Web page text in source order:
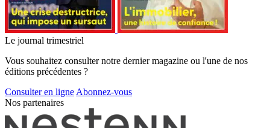
Le journal trimestriel
Vous souhaitez consulter notre dernier magazine ou l'une de nos
éditions précédentes ?
Consulter en ligne Abonnez-vous
Nos partenaires